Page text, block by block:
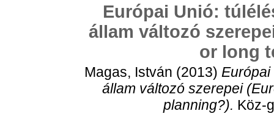
Európai Unió:
állam változó
or long
Magas, István (2013)
állam változó szerepei
planning?). Köz-